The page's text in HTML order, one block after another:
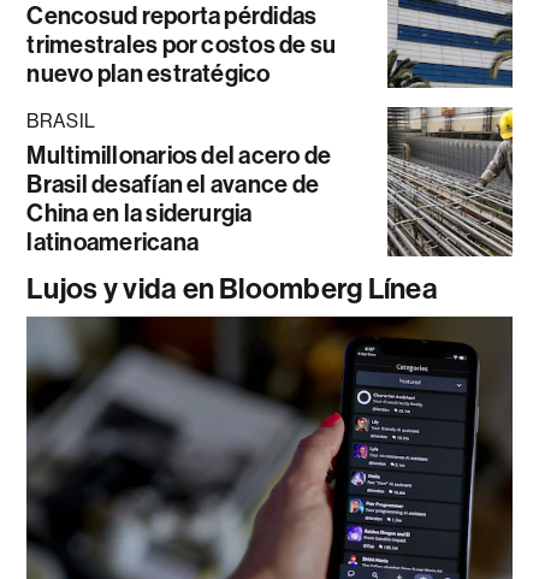
Cencosud reporta pérdidas
trimestrales por costos de su
nuevo plan estratégico
BRASIL
Multimillonarios del acero de
Brasil desafían el avance de
China en la siderurgia
latinoamericana
Lujos y vida en Bloomberg Línea